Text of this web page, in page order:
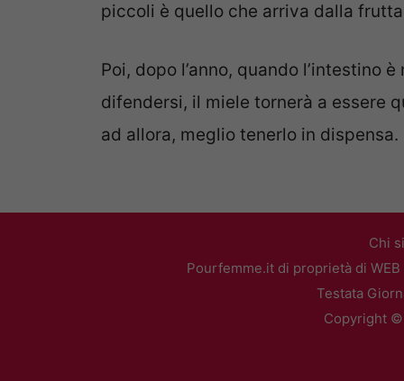
piccoli è quello che arriva dalla
Poi, dopo l’anno, quando l’intestino
difendersi, il miele tornerà a essere
ad allora, meglio tenerlo in
Chi
Pourfemme.it di proprietà di WEB
Testata
Copyright